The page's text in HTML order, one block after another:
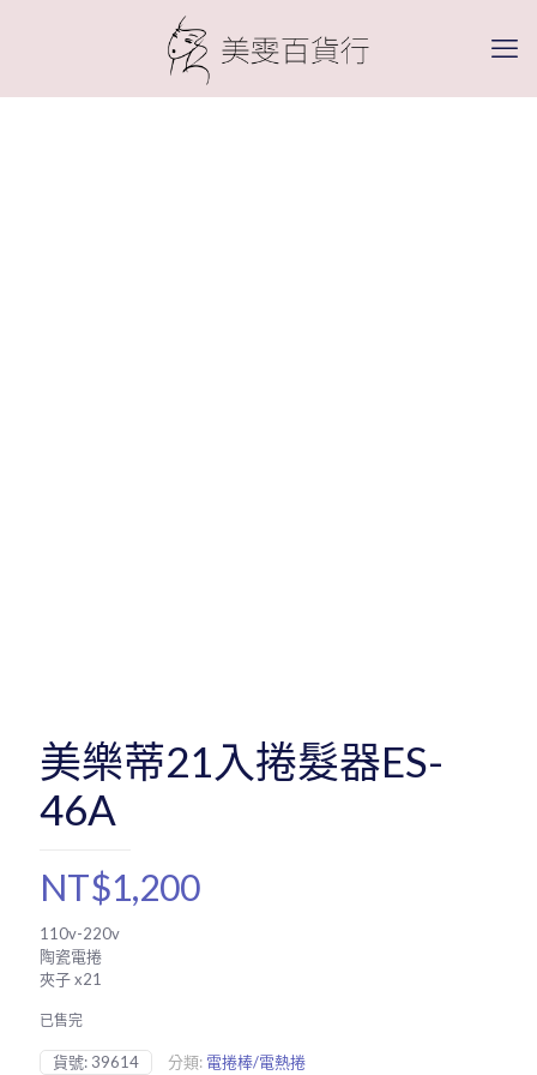
美樂蒂21入捲髮器ES-
46A
NT$1,200
110v-220v
陶瓷電捲
夾子 x21
已售完
貨號: 39614 分類: 電捲棒/電熱捲